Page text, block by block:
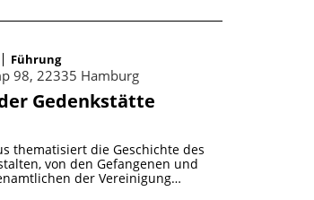
Gedenkstätten und
mit ihren sechs
Rundbrief zum
und an die
Führung
98, 22335 Hamburg
Gedenkstätte
thematisiert die Geschichte des
von den Gefangenen und
der Vereinigung…